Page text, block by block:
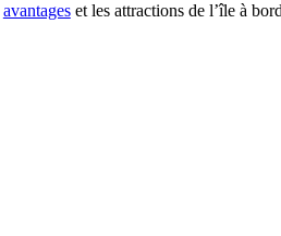
avantageset les attractions de l’île à